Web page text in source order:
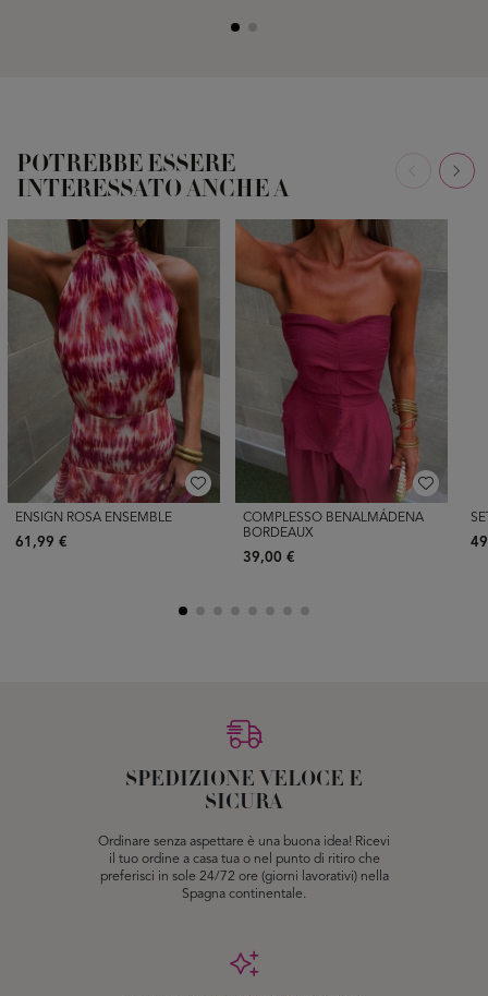
POTREBBE ESSERE
INTERESSATO ANCHE A
ENSIGN ROSA ENSEMBLE
61,99 €
COMPLESSO BENALMÁDENA
BORDEAUX
39,00 €
SPEDIZIONE VELOCE E
SICURA
Ordinare senza aspettare è una buona idea! Ricevi
il tuo ordine a casa tua o nel punto di ritiro che
preferisci in sole 24/72 ore (giorni lavorativi) nella
Spagna continentale.